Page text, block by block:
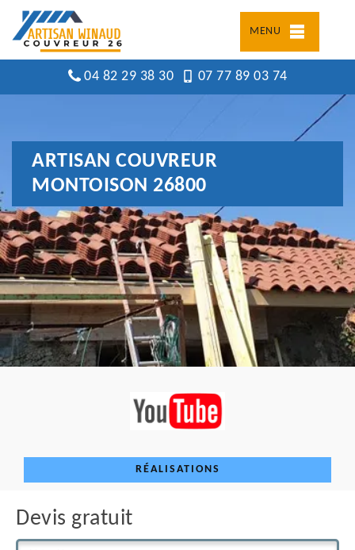
MENU
04 82 29 38 30 07 77 89 03 74
ARTISAN COUVREUR
MONTOISON 26800
RÉALISATIONS
Devis gratuit